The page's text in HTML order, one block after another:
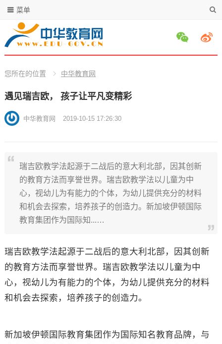
菜单
您所在的位置 中华教育网
遇见瑞吉欧， 孩子让平凡变精彩
中华教育网 2019-10-15 17:26:30
瑞吉欧教学法起源于二战后的意大利北部，因其创新
的教育方法而享誉世界。瑞吉欧教学法以儿童为中
心，视幼儿为有能力的个体，为幼儿提供充分的材料
和机会去探索，培养孩子的创造力。新加坡伊顿国际
教育集团作为国际知...…
瑞吉欧教学法起源于二战后的意大利北部，因其创新
的教育方法而享誉世界。瑞吉欧教学法以儿童为中
心，视幼儿为有能力的个体，为幼儿提供充分的材料
和机会去探索，培养孩子的创造力。
新加坡伊顿国际教育集团作为国际知名教育品牌，与